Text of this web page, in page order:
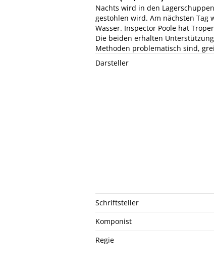
Nachts wird in den
gestohlen wird. Am nächsten
Wasser. Inspector Poole hat
Die beiden erhalten
Methoden problematisch sind,
Darsteller
Schriftsteller
Komponist
Regie